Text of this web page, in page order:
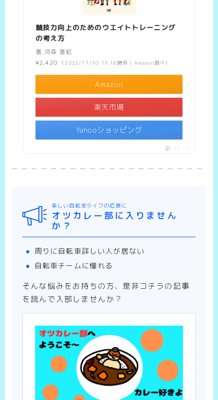
競技力向上のためのウエイトトレーニング
の考え方
著:河森 直紀
¥2,420
（2022/11/30 13:18時点 | Amazon調べ）
Amazon
楽天市場
Yahooショッピング
ポチップ
楽しい自転車ライフの応援に
オツカレー部に入りません
か？
周りに自転車詳しい人が居ない
自転車チームに憧れる
そんな悩みをお持ちの方、是非コチラの記事
を読んで入部しませんか？